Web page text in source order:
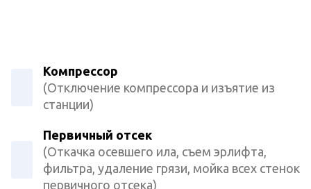
Компрессор
(Отключение компрессора и изъятие из
станции)
Первичный отсек
(Откачка осевшего ила, съем эрлифта,
фильтра, удаление грязи, мойка всех стенок
первичного отсека)